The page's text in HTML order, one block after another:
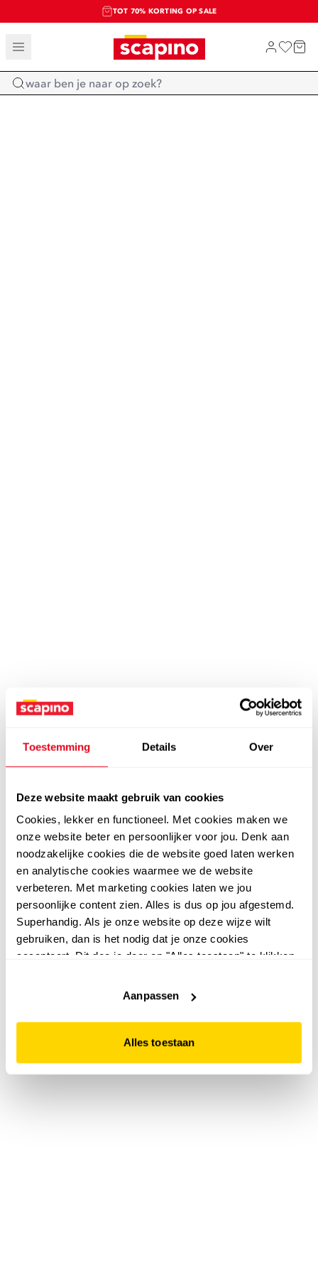
Toestemming Details Over
Deze website maakt gebruik van cookies
Cookies, lekker en functioneel. Met cookies maken we
onze website beter en persoonlijker voor jou. Denk aan
noodzakelijke cookies die de website goed laten werken
en analytische cookies waarmee we de website
verbeteren. Met marketing cookies laten we jou
persoonlijke content zien. Alles is dus op jou afgestemd.
Superhandig. Als je onze website op deze wijze wilt
gebruiken, dan is het nodig dat je onze cookies
accepteert. Dit doe je door op "Alles toestaan" te klikken.
website niet optimaal functioneert.
Aanpassen
Alles toestaan
TOT 70% KORTING OP SALE
SALE: LAATSTE KANS!
SHOP NIEUW
Home